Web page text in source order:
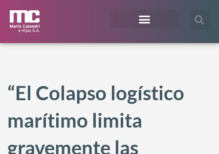
“El Colapso logístico
marítimo limita
gravemente las